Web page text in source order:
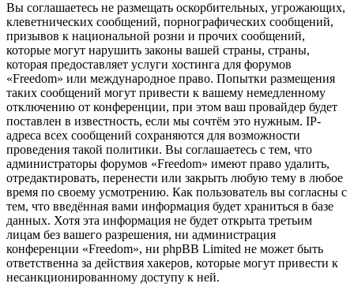
Вы соглашаетесь не размещать оскорбительных, угрожающих,
клеветнических сообщений, порнографических сообщений,
призывов к национальной розни и прочих сообщений,
которые могут нарушить законы вашей страны, страны,
которая предоставляет услуги хостинга для форумов
«Freedom» или международное право. Попытки размещения
таких сообщений могут привести к вашему немедленному
отключению от конференции, при этом ваш провайдер будет
поставлен в известность, если мы сочтём это нужным. IP-
адреса всех сообщений сохраняются для возможности
проведения такой политики. Вы соглашаетесь с тем, что
администраторы форумов «Freedom» имеют право удалить,
отредактировать, перенести или закрыть любую тему в любое
время по своему усмотрению. Как пользователь вы согласны с
тем, что введённая вами информация будет храниться в базе
данных. Хотя эта информация не будет открыта третьим
лицам без вашего разрешения, ни администрация
конференции «Freedom», ни phpBB Limited не может быть
ответственна за действия хакеров, которые могут привести к
несанкционированному доступу к ней.